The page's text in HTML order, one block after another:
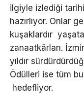
ilgiyle izlediği
hazırlıyor. Onlar
kuşaklardır
zanaatkârları.
yıldır
Ödülleri ise tüm
hedefliyor.